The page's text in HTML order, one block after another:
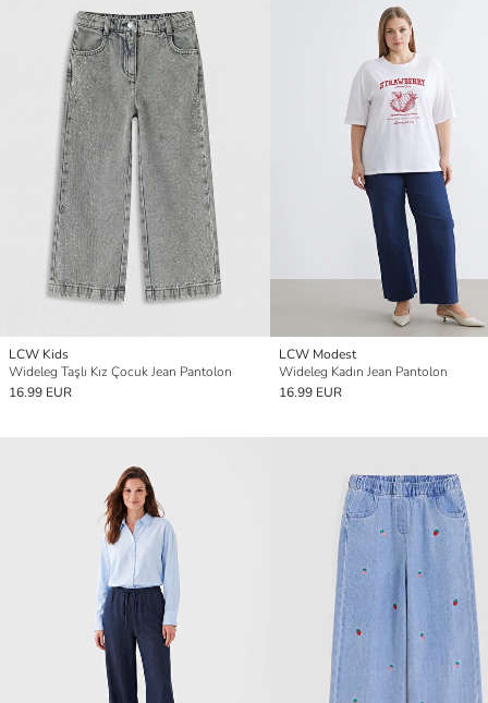
LCW Kids
Wideleg Taşlı Kız Çocuk Jean Pantolon
16.99 EUR
LCW Modest
Wideleg Kadın Jean Pantolon
16.99 EUR